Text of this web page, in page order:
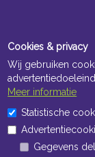
Cookies & privacy
Wij gebruiken
Meer informatie
Statistische
Gegevens